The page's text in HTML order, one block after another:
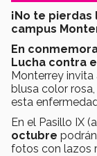
¡No te
campus
En
Lucha contra
Monterrey invita
blusa color
esta
En el Pasillo IX
octubre
fotos con lazos